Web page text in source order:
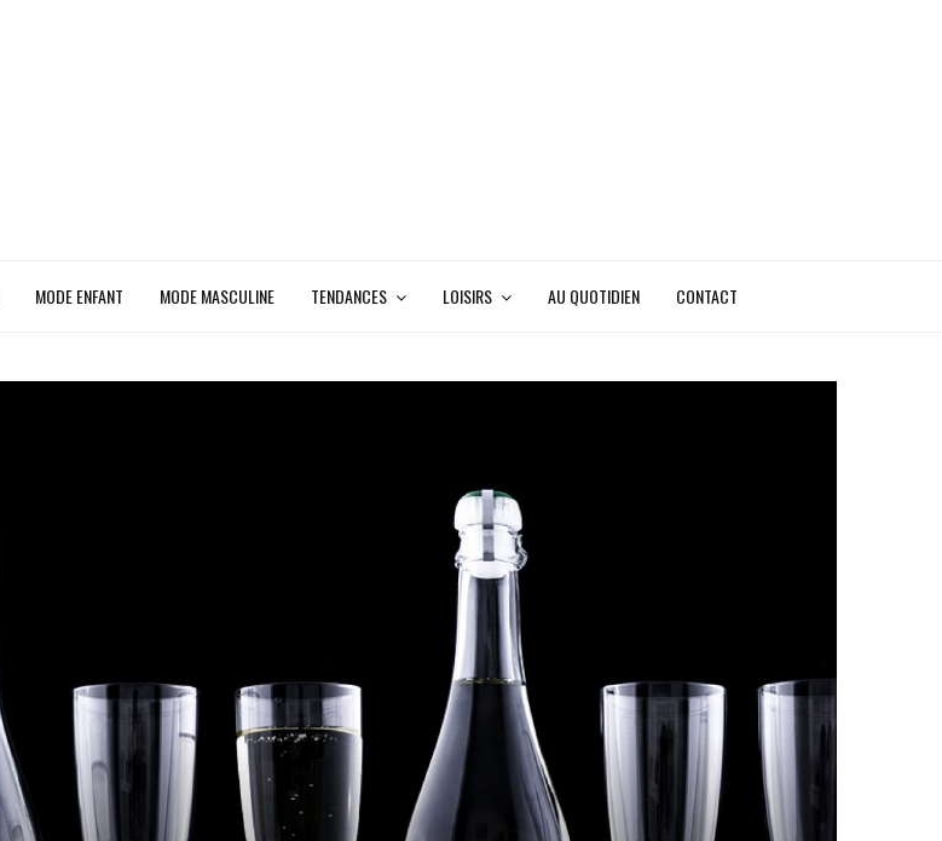
MODE ENFANT MODE MASCULINE TENDANCES LOISIRS AU QUOTIDIEN CONTACT